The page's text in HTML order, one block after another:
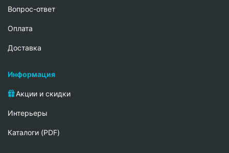
Вопрос-ответ
Oплата
Доставка
Информация
Акции и скидки
Интерьеры
Каталоги (PDF)